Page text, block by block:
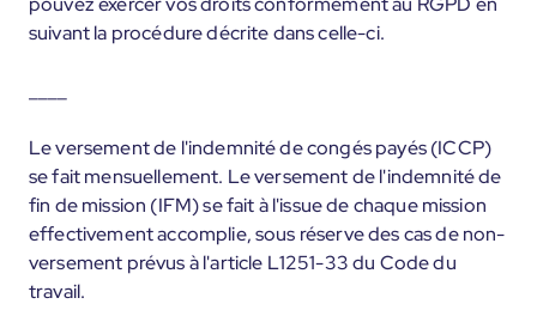
suivant la procédure décrite dans celle-ci.
Le versement de l'indemnité de congés payés (ICCP)
se fait mensuellement. Le versement de l'indemnité de
fin de mission (IFM) se fait à l'issue de chaque mission
effectivement accomplie, sous réserve des cas de non-
versement prévus à l'article L1251-33 du Code du
travail.